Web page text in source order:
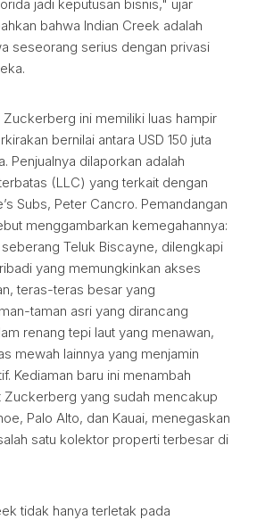
jadi keputusan bisnis," ujar
bahwa Indian Creek adalah
seseorang serius dengan privasi
ini memiliki luas hampir
bernilai antara USD 150 juta
Penjualnya dilaporkan adalah
(LLC) yang terkait dengan
Subs, Peter Cancro. Pemandangan
menggambarkan kemegahannya:
Teluk Biscayne, dilengkapi
yang memungkinkan akses
teras-teras besar yang
taman asri yang dirancang
renang tepi laut yang menawan,
mewah lainnya yang menjamin
Kediaman baru ini menambah
yang sudah mencakup
Palo Alto, dan Kauai, menegaskan
satu kolektor properti terbesar di
tidak hanya terletak pada